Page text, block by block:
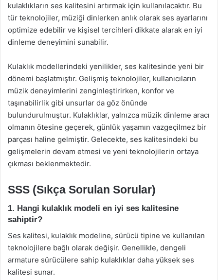
kulaklıkların ses kalitesini artırmak için kullanılacaktır. Bu
tür teknolojiler, müziği dinlerken anlık olarak ses ayarlarını
optimize edebilir ve kişisel tercihleri dikkate alarak en iyi
dinleme deneyimini sunabilir.
Kulaklık modellerindeki yenilikler, ses kalitesinde yeni bir
dönemi başlatmıştır. Gelişmiş teknolojiler, kullanıcıların
müzik deneyimlerini zenginleştirirken, konfor ve
taşınabilirlik gibi unsurlar da göz önünde
bulundurulmuştur. Kulaklıklar, yalnızca müzik dinleme aracı
olmanın ötesine geçerek, günlük yaşamın vazgeçilmez bir
parçası haline gelmiştir. Gelecekte, ses kalitesindeki bu
gelişmelerin devam etmesi ve yeni teknolojilerin ortaya
çıkması beklenmektedir.
SSS (Sıkça Sorulan Sorular)
1. Hangi kulaklık modeli en iyi ses kalitesine
sahiptir?
Ses kalitesi, kulaklık modeline, sürücü tipine ve kullanılan
teknolojilere bağlı olarak değişir. Genellikle, dengeli
armature sürücülere sahip kulaklıklar daha yüksek ses
kalitesi sunar.